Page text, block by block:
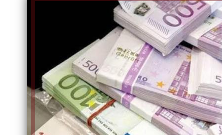
إلهام شرشر تكتب: دي مبقتش كورة..
الكاتبة إلهام شرشر تهنئ الرئيس
السيسي بعيد ميلاده وتُشيد بجهوده
في بناء الدولة